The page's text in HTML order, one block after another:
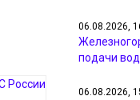
06.08.2026,
подачи
06.08.2026,